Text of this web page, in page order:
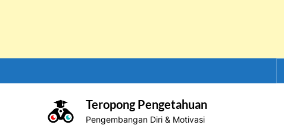
to
Teropong Pengetahuan
Pengembangan Diri & Motivasi